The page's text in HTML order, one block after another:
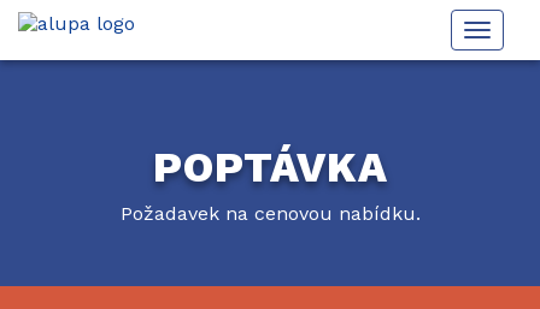
Toggle
POPTÁVKA
Požadavek na cenovou nabídku.